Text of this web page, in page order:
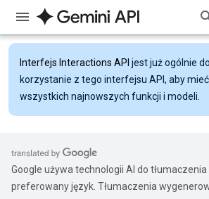
Interfejs Interactions API jest już ogólnie
korzystanie z tego interfejsu API, aby
wszystkich najnowszych funkcji i modeli.
Google używa technologii AI do
preferowany język. Tłumaczenia